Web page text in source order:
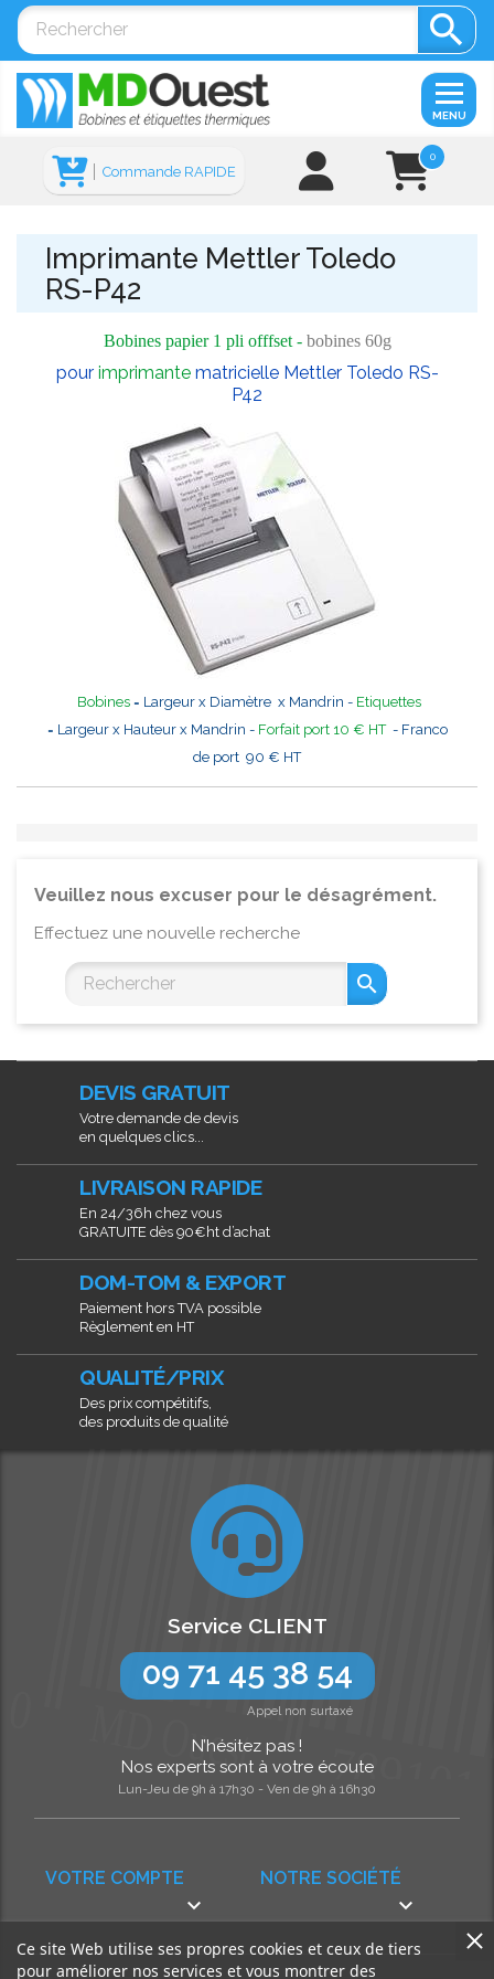

0
Commande RAPIDE
MENU
Imprimante Mettler Toledo
RS-P42
Bobines papier 1 pli offfset -bobines 60g
pour imprimantematricielle Mettler Toledo RS-
P42
Bobines = Largeur x Diamètre x Mandrin - Etiquettes
= Largeur x Hauteur x Mandrin - Forfait port 10 € HT- Franco
de port 90 € HT
Veuillez nous excuser pour le désagrément.
Effectuez une nouvelle recherche

DEVIS GRATUIT
Votre demande de devis
en quelques clics...
LIVRAISON RAPIDE
En 24/36h chez vous
GRATUITE dès 90€ht d’achat
DOM-TOM & EXPORT
Paiement hors TVA possible
Règlement en HT
QUALITÉ/PRIX
Des prix compétitifs,
des produits de qualité
NOTRE SOCIÉTÉ

VOTRE COMPTE

Service CLIENT
09 71 45 38 54
Appel non surtaxé
N’hésitez pas !
Nos experts sont à votre écoute
Lun-Jeu de 9h à 17h30 - Ven de 9h à 16h30
Ce site Web utilise ses propres cookies et ceux de tiers
pour améliorer nos services et vous montrer des